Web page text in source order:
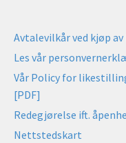
Avtalevilkår ved kjøp av
Les vår
Vår Policy for
[PDF]
Redegjørelse ift.
Nettstedskart